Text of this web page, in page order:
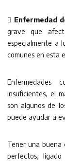
 Enfermedad
grave que
especialmente a
comunes en esta
Enfermedades
insuficientes, el
son algunos de
puede ayudar a
Tener una buena
perfectos,